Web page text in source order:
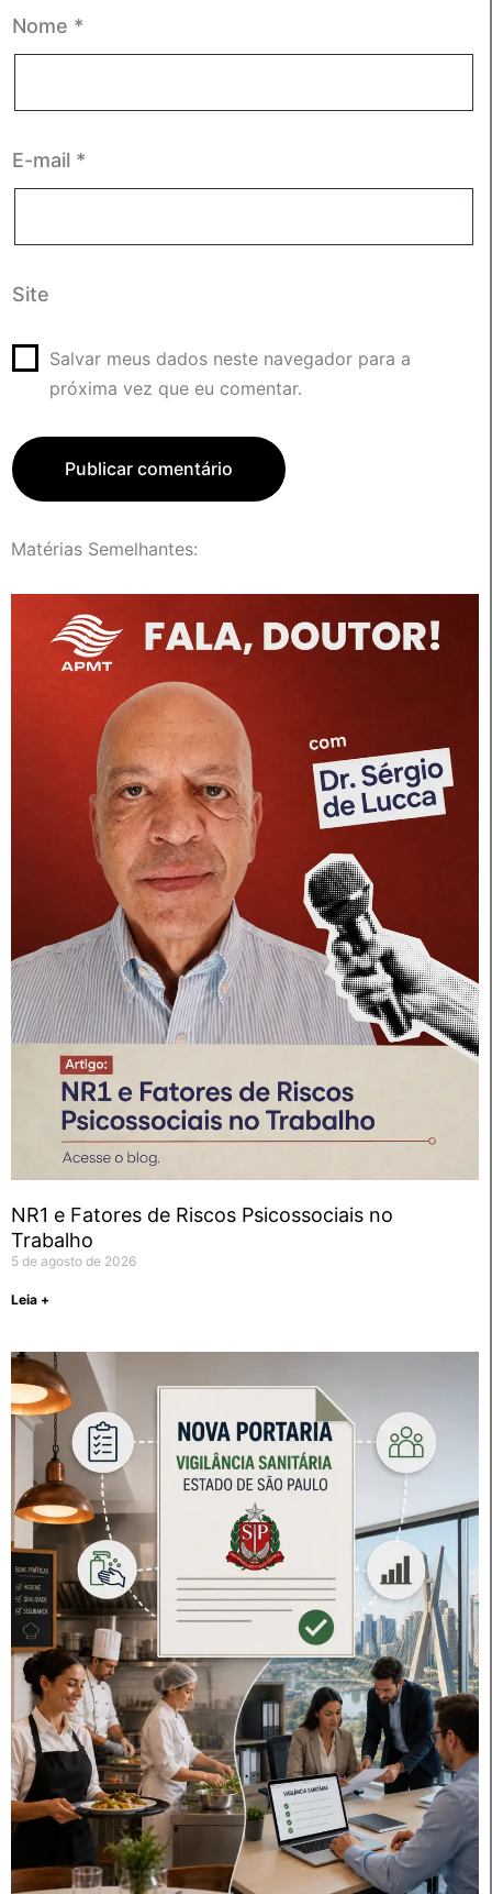
Nome *
E-mail *
Site
Salvar meus dados neste navegador para a
próxima vez que eu comentar.
Matérias Semelhantes:
NR1 e Fatores de Riscos Psicossociais no
Trabalho
5 de agosto de 2026
Leia +